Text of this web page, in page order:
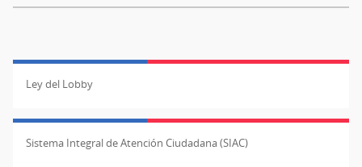
Ley del Lobby
Sistema Integral de Atención Ciudadana (SIAC)